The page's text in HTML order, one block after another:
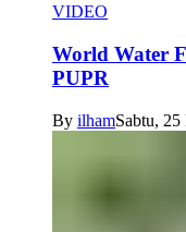
VIDEO
World Water
PUPR
By ilhamSabtu,